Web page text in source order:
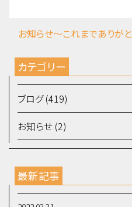
お知らせ～これまでありがとうございました
カテゴリー
ブログ (419)
お知らせ (2)
最新記事